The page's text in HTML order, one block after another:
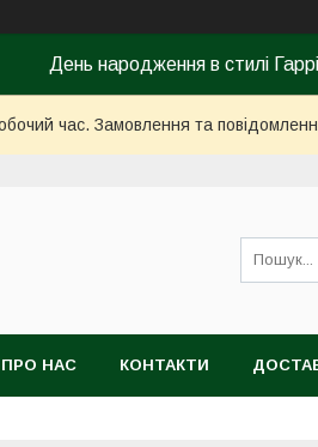
День народження в стилі
час. Замовлення та
ПРО НАС КОНТАКТИ